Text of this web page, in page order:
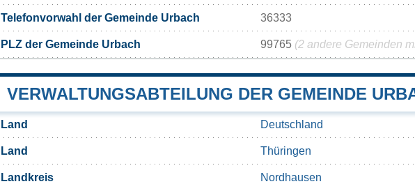
Telefonvorwahl der Gemeinde Urbach 36333
PLZ der Gemeinde Urbach 99765 (2 andere Gemeinden
VERWALTUNGSABTEILUNG DER GEMEINDE
Land Deutschland
Land Thüringen
Landkreis Nordhausen